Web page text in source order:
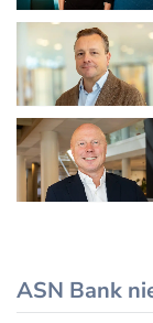
ASN Bank